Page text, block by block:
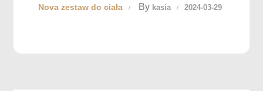
Nova zestaw do ciała By kasia 2024-03-29